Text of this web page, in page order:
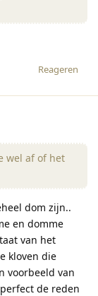
Reageren
wel af of het
dom zijn..
en domme
van het
kloven die
voorbeeld van
de reden